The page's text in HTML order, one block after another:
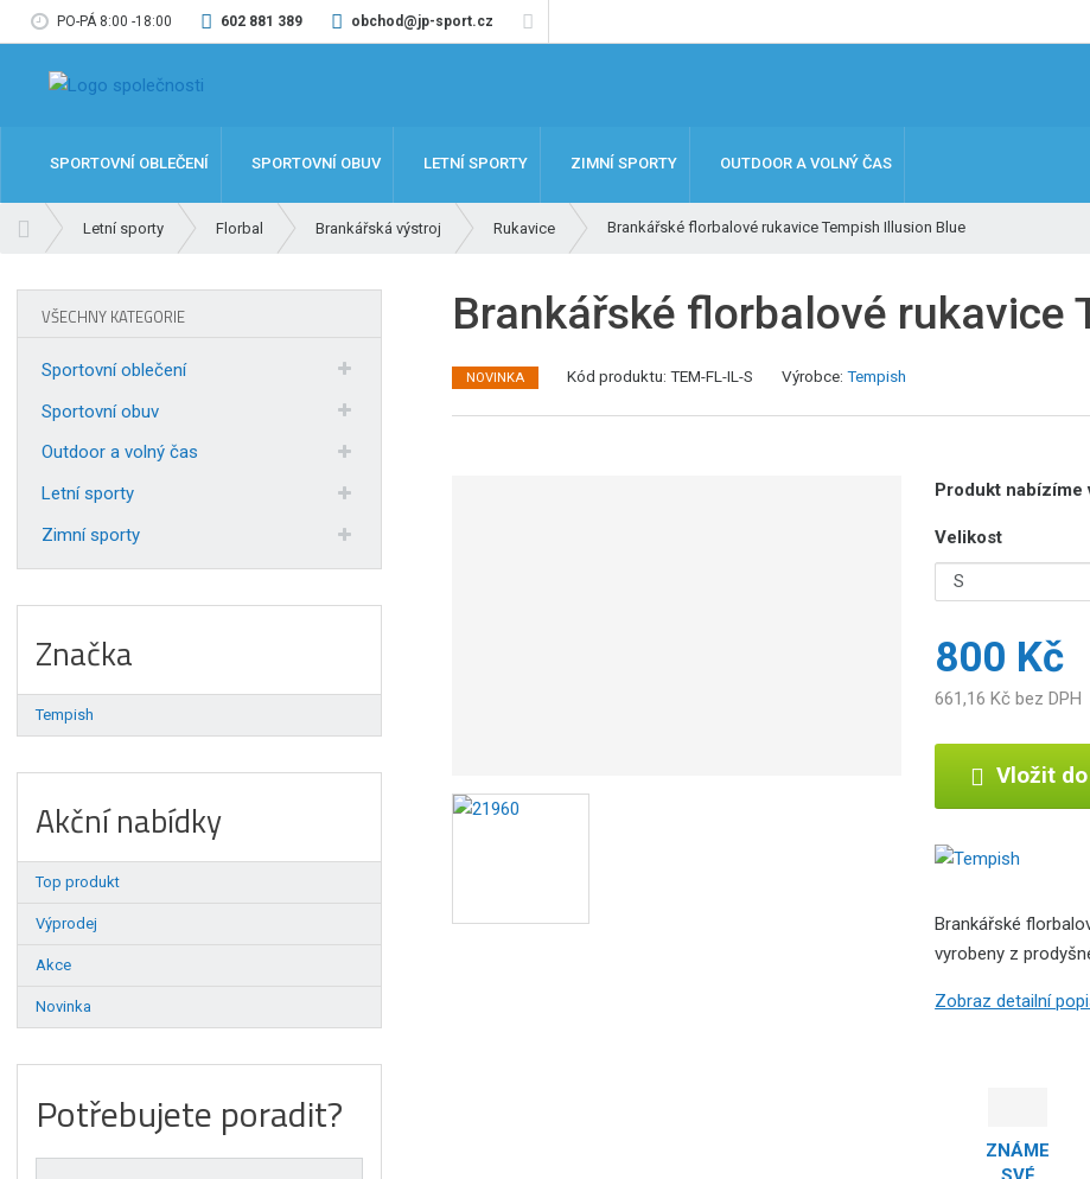
PO-PÁ 8:00 -18:00 602 881 389 obchod@jp-sport.cz
SPORTOVNÍ OBLEČENÍ SPORTOVNÍ OBUV LETNÍ SPORTY ZIMNÍ SPORTY OUTDOOR A VOLNÝ ČAS
Letní sporty Florbal Brankářská výstroj Rukavice Brankářské florbalové rukavice Tempish Illusion Blue
Brankářské florbalové rukavice
NOVINKA Kód produktu: TEM-FL-IL-S Výrobce: Tempish
Produkt nabízíme
Velikost
800 Kč
661,16 Kč bez DPH
Vložit
Brankářské
vyrobeny z
Zobraz detailní
ZNÁME
VŠECHNY KATEGORIE
Sportovní oblečení
Sportovní obuv
Outdoor a volný čas
Letní sporty
Zimní sporty
Značka
Tempish
Akční nabídky
Top produkt
Výprodej
Akce
Novinka
Potřebujete poradit?